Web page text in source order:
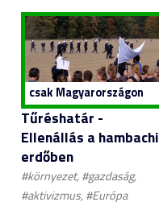
csak Magyarországon
Tűréshatár -
Ellenállás a hambachi
erdőben
#környezet, #gazdaság,
#aktivizmus, #Európa